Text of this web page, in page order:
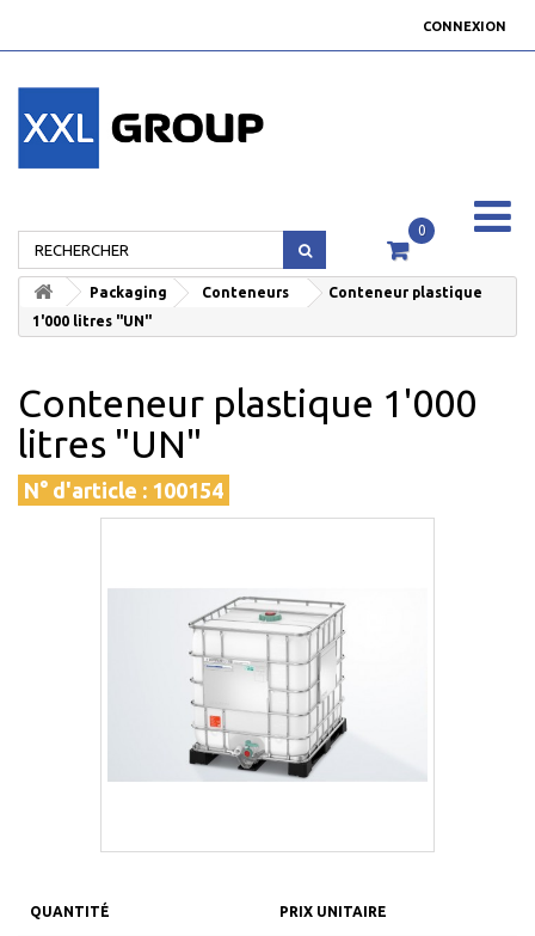
CONNEXION
0
Packaging Conteneurs
Conteneur plastique
1'000 litres "UN"
Conteneur plastique 1'000
litres "UN"
N° d'article : 100154
QUANTITÉ PRIX UNITAIRE